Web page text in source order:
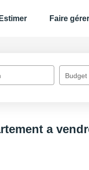
Estimer Faire gérer
Budget
a